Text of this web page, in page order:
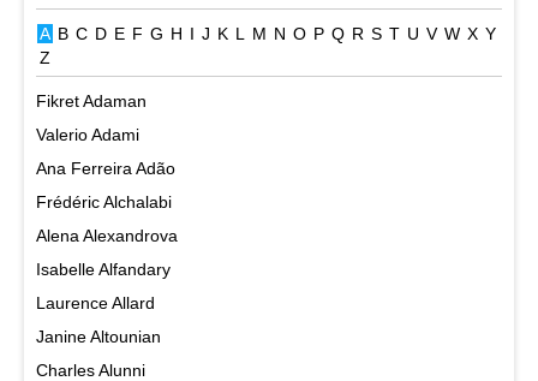
A B C D E F G H I J K L M N O P Q R S T U V W X Y
Z
Fikret Adaman
Valerio Adami
Ana Ferreira Adão
Frédéric Alchalabi
Alena Alexandrova
Isabelle Alfandary
Laurence Allard
Janine Altounian
Charles Alunni